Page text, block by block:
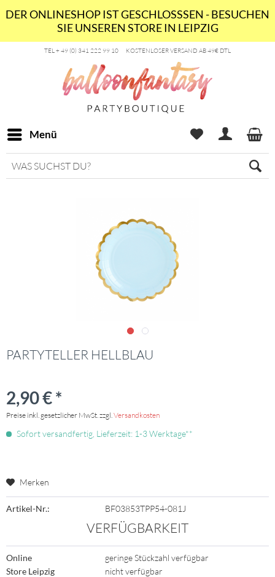
DER ONLINESHOP IST GESCHLOSSSEN - BESUCHEN
SIE UNSEREN STORE IN LEIPZIG
TEL + 49 (0) 341 222 99 10 KOSTENLOSER VERSAND AB 49€ DTL
Menü
PARTYTELLER HELLBLAU
2,90 € *
Preise inkl. gesetzlicher MwSt. zzgl.Versandkosten
Sofort versandfertig, Lieferzeit: 1-3 Werktage**
Merken
Artikel-Nr.: BF03853TPP54-081J
VERFÜGBARKEIT
Online
geringe Stückzahl verfügbar
Store Leipzig
nicht verfügbar